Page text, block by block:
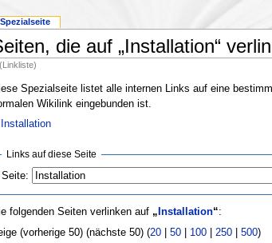
die auf „Installation“
(Linkliste)
Spezialseite listet alle internen Links auf eine
Wikilink eingebunden ist.
Installation
Links auf diese Seite
Seite:
folgenden Seiten verlinken auf „ Installation“:
(vorherige 50) (nächste 50) (20| 50| 100| 250| 500)
Spezialseite